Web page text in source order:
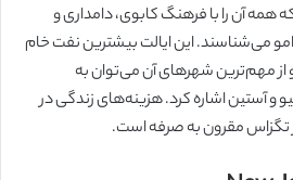
همه آن را با فرهنگ کابوی، دامداری و
می‌شناسند. این ایالت بیشترین نفت خام
و از مهم‌ترین شهرهای آن می‌توان به
و آستین اشاره کرد. هزینه‌های زندگی در
تگزاس مقرون به صرفه است.